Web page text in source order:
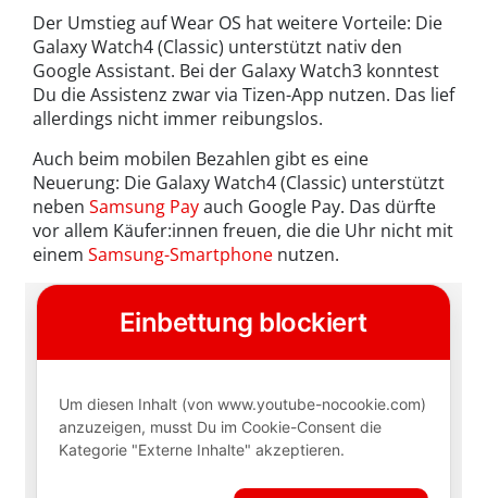
Der Umstieg auf Wear OS hat weitere Vorteile: Die
Galaxy Watch4 (Classic) unterstützt nativ den
Google Assistant. Bei der Galaxy Watch3 konntest
Du die Assistenz zwar via Tizen-App nutzen. Das lief
allerdings nicht immer reibungslos.
Auch beim mobilen Bezahlen gibt es eine
Neuerung: Die Galaxy Watch4 (Classic) unterstützt
neben Samsung Payauch Google Pay. Das dürfte
vor allem Käufer:innen freuen, die die Uhr nicht mit
einem Samsung-Smartphone nutzen.